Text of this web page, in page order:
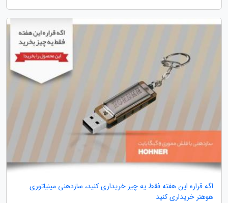
اگه قراره این هفته فقط یه چیز خریداری کنید، سازدهنی مینیاتوری
هوهنر خریداری کنید